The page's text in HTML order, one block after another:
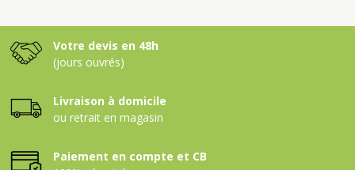
Votre devis en 48h
(jours ouvrés)
Livraison à domicile
ou retrait en magasin
Paiement en compte et CB